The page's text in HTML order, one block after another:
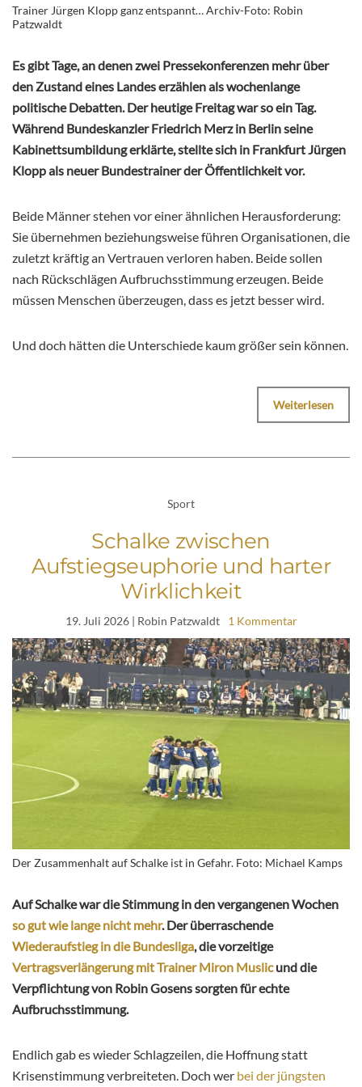
Trainer Jürgen Klopp ganz entspannt… Archiv-Foto: Robin
Patzwaldt
Es gibt Tage, an denen zwei Pressekonferenzen mehr über
den Zustand eines Landes erzählen als wochenlange
politische Debatten. Der heutige Freitag war so ein Tag.
Während Bundeskanzler Friedrich Merz in Berlin seine
Kabinettsumbildung erklärte, stellte sich in Frankfurt Jürgen
Klopp als neuer Bundestrainer der Öffentlichkeit vor.
Beide Männer stehen vor einer ähnlichen Herausforderung:
Sie übernehmen beziehungsweise führen Organisationen, die
zuletzt kräftig an Vertrauen verloren haben. Beide sollen
nach Rückschlägen Aufbruchsstimmung erzeugen. Beide
müssen Menschen überzeugen, dass es jetzt besser wird.
Und doch hätten die Unterschiede kaum größer sein können.
Weiterlesen
Sport
Schalke zwischen
Aufstiegseuphorie und harter
Wirklichkeit
19. Juli 2026| Robin Patzwaldt 1 Kommentar
Der Zusammenhalt auf Schalke ist in Gefahr. Foto: Michael Kamps
Auf Schalke war die Stimmung in den vergangenen Wochen
so gut wie lange nicht mehr. Der überraschende
Wiederaufstieg in die Bundesliga, die vorzeitige
Vertragsverlängerung mit Trainer Miron Muslicund die
Verpflichtung von Robin Gosens sorgten für echte
Aufbruchsstimmung.
Endlich gab es wieder Schlagzeilen, die Hoffnung statt
Krisenstimmung verbreiteten. Doch wer bei der jüngsten